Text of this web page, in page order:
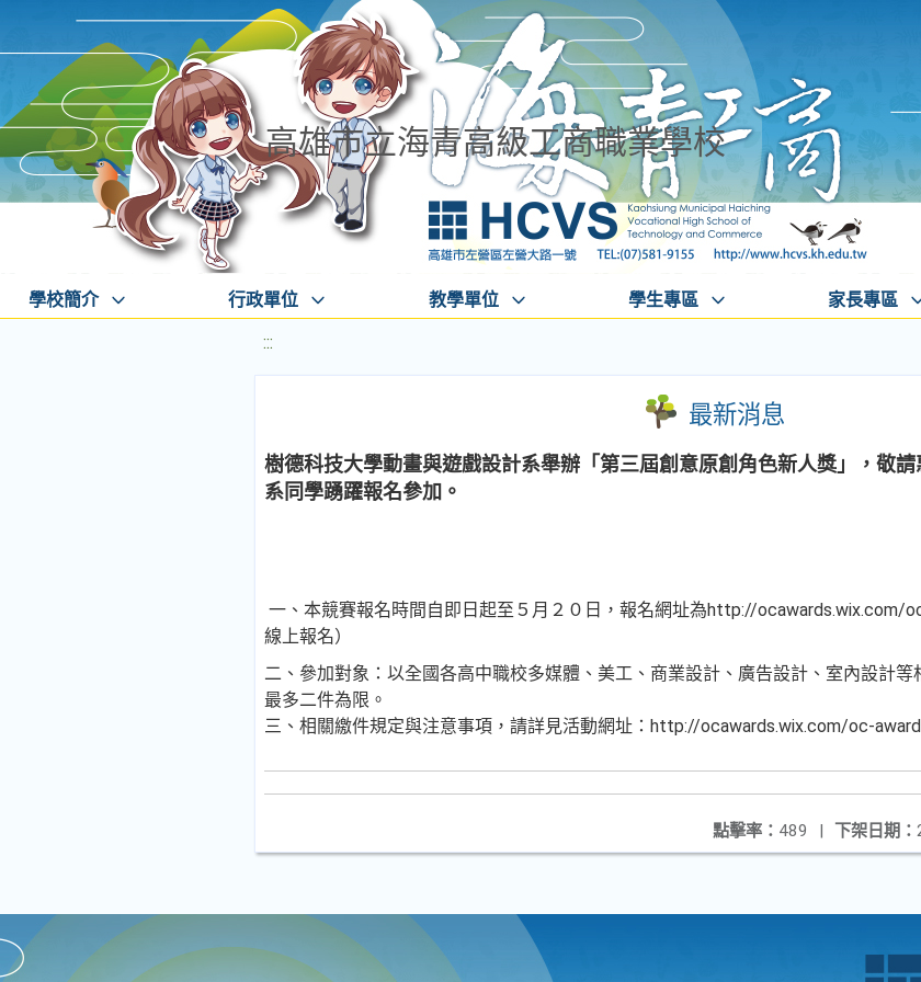
高雄市立海青高級工商職業學校
學校簡介 行政單位 教學單位 學生專區 家長專區
:::
最新消息
樹德科技大學動畫與遊戲設計系舉辦「第三屆創意原創角色新人獎」，敬
系同學踴躍報名參加。
一、本競賽報名時間自即日起至５月２０日，報名網址為http://
線上報名）
二、參加對象：以全國各高中職校多媒體、美工、商業設計、廣告設計、室內設計
最多二件為限。
三、相關繳件規定與注意事項，請詳見活動網址：http://ocawards.wix.com/oc-
下架日期：
點擊率： 489 |